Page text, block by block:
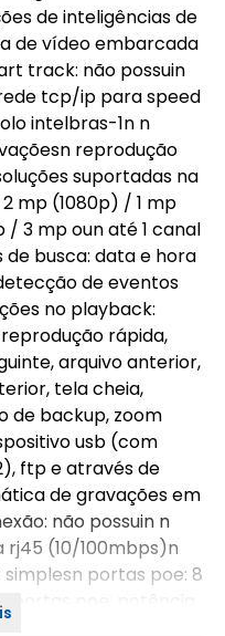
de inteligências de
de vídeo embarcada
track: não possuin
tcp/ip para speed
intelbras-1n n
reprodução
suportadas na
mp (1080p) / 1 mp
3 mp oun até 1 canal
busca: data e hora
de eventos
no playback:
rápida,
arquivo anterior,
tela cheia,
de backup, zoom
usb (com
ftp e através de
de gravações em
não possuin n
(10/100mbps)n
portas poe: 8
portas poe: potência